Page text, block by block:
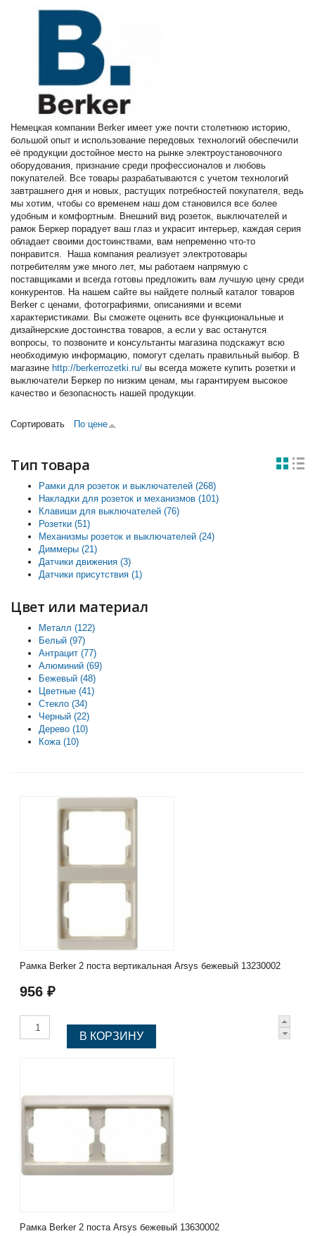
Немецкая компании Berker имеет уже почти столетнюю историю,
большой опыт и использование передовых технологий обеспечили
её продукции достойное место на рынке электроустановочного
оборудования, признание среди профессионалов и любовь
покупателей. Все товары разрабатываются с учетом технологий
завтрашнего дня и новых, растущих потребностей покупателя, ведь
мы хотим, чтобы со временем наш дом становился все более
удобным и комфортным. Внешний вид розеток, выключателей и
рамок Беркер порадует ваш глаз и украсит интерьер, каждая серия
обладает своими достоинствами, вам непременно что-то
понравится. Наша компания реализует электротовары
потребителям уже много лет, мы работаем напрямую с
поставщиками и всегда готовы предложить вам лучшую цену среди
конкурентов. На нашем сайте вы найдете полный каталог товаров
Berker с ценами, фотографиями, описаниями и всеми
характеристиками. Вы сможете оценить все функциональные и
дизайнерские достоинства товаров, а если у вас останутся
вопросы, то позвоните и консультанты магазина подскажут всю
необходимую информацию, помогут сделать правильный выбор. В
магазине http://berkerrozetki.ru/ вы всегда можете купить розетки и
выключатели Беркер по низким ценам, мы гарантируем высокое
качество и безопасность нашей продукции.
Сортировать По цене
Тип товара
Рамки для розеток и выключателей (268)
розеток и
Накладки для розеток и механизмов (101)
Клавиши для выключателей (76)
Розетки (51)
Механизмы розеток и выключателей (24)
Диммеры (21)
Датчики движения (3)
Датчики присутствия (1)
Цвет или материал
Металл (122)
Белый (97)
Антрацит (77)
Алюминий (69)
Бежевый (48)
Цветные (41)
Стекло (34)
Черный (22)
Дерево (10)
Кожа (10)
Рамка Berker 2 поста вертикальная Arsys бежевый 13230002
956 ₽
Рамка Berker 2 поста Arsys бежевый 13630002